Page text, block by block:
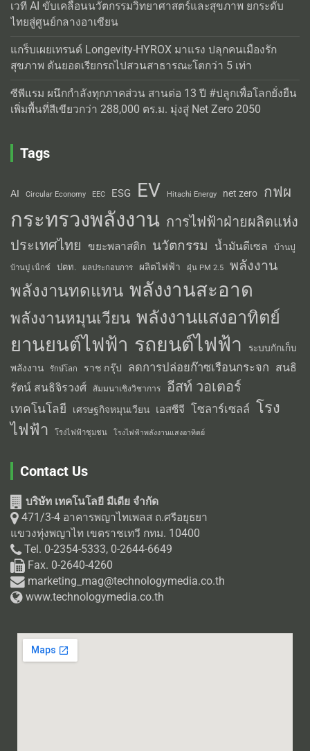
เวที AI ขับเคลื่อนนวัตกรรมวิทยาศาสตร์และสุขภาพ ยกระดับ
ไทยสู่ศูนย์กลางอาเซียน
แกร็บเผยเทรนด์ Longevity-HYROX มาแรง ปลุกคนเมืองรัก
สุขภาพ ดันยอดเรียกรถไปสวนสาธารณะโตกว่า 5 เท่า
ซีพีแรม ผนึกกำลังทุกภาคส่วน สานต่อ 13 ปี #ปลูกเพื่อโลกยั่งยืน
เพิ่มพื้นที่สีเขียวกว่า 288,000 ตร.ม. มุ่งสู่ Net Zero 2050
Tags
AI Circular Economy EEC ESG EV Hitachi Energy net zero กฟผ
กระทรวงพลังงาน การไฟฟ้าฝ่ายผลิตแห่ง
ประเทศไทย
ขยะพลาสติก นวัตกรรม น้ำมันดีเซล บ้านปู
บ้านปู เน็กซ์ ปตท. ผลประกอบการ ผลิตไฟฟ้า ฝุ่น PM 2.5 พลังงาน
พลังงานทดแทน พลังงานสะอาด
พลังงานหมุนเวียน พลังงานแสงอาทิตย์
ยานยนต์ไฟฟ้า รถยนต์ไฟฟ้า
ระบบกักเก็บ
พลังงาน
รักษ์โลก ราช กรุ๊ป ลดการปล่อยก๊าซเรือนกระจก สนธิ
รัตน์ สนธิจิรวงศ์
สัมมนาเชิงวิชาการ อีสท์ วอเตอร์
เทคโนโลยี เศรษฐกิจหมุนเวียน เอสซีจี โซลาร์เซลล์ โรง
ไฟฟ้า
โรงไฟฟ้าชุมชน โรงไฟฟ้าพลังงานแสงอาทิตย์
Contact Us
บริษัท เทคโนโลยี มีเดีย จำกัด
471/3-4 อาคารพญาไทเพลส ถ.ศรีอยุธยา
แขวงทุ่งพญาไท เขตราชเทวี กทม. 10400
Tel. 0-2354-5333, 0-2644-6649
Fax. 0-2640-4260
marketing_mag@technologymedia.co.th
www.technologymedia.co.th